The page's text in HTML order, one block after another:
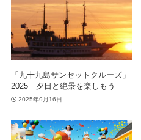
「九十九島サンセットクルーズ」
2025｜夕日と絶景を楽しもう
2025年9月16日